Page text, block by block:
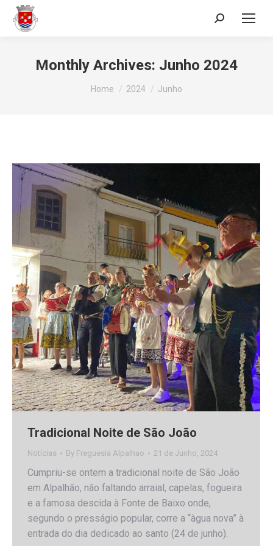
Search:
Monthly Archives: Junho 2024
You are here:
Home 2024 Junho
Tradicional Noite de São João
Notícias By Freguesia Alpalhao 21 de Junho, 2024
Cumpriu-se ontem a tradicional noite de São João
em Alpalhão, não faltando arraial, capelas, fogueira
e a famosa descida à Fonte de Baixo onde,
segundo o presságio popular, corre a “àgua nova” à
entrada do dia dedicado ao santo (24 de junho).